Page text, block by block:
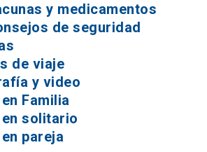
y medicamentos
de seguridad
de viaje
y video
Familia
solitario
pareja